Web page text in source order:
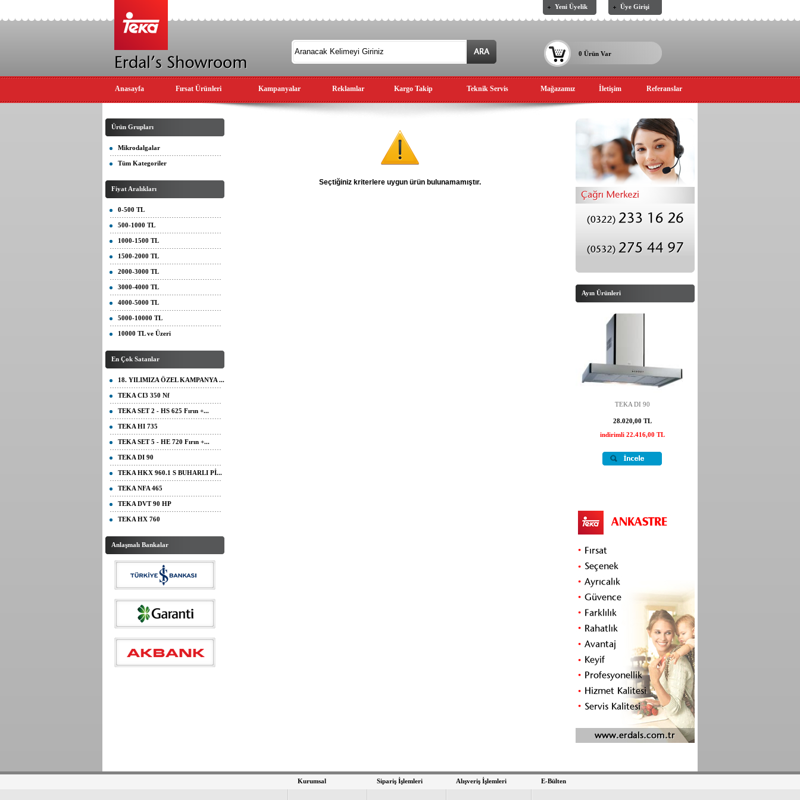
Yeni Üyelik Üye Girişi
0 Ürün Var
Anasayfa Fırsat Ürünleri Kampanyalar Reklamlar Kargo Takip Teknik Servis Mağazamız İletişim Referanslar
Ürün Grupları
Mikrodalgalar
Tüm Kategoriler
Fiyat Aralıkları
0-500 TL
500-1000 TL
1000-1500 TL
1500-2000 TL
2000-3000 TL
3000-4000 TL
4000-5000 TL
5000-10000 TL
10000 TL ve Üzeri
En Çok Satanlar
18. YILIMIZA ÖZEL KAMPANYA ...
TEKA CI3 350 Nf
TEKA SET 2 - HS 625 Fırın +...
TEKA HI 735
TEKA SET 5 - HE 720 Fırın +...
TEKA DI 90
TEKA HKX 960.1 S BUHARLI Pİ...
TEKA NFA 465
TEKA DVT 90 HP
TEKA HX 760
Anlaşmalı Bankalar
Seçtiğiniz kriterlere uygun ürün bulunamamıştır.
Ayın Ürünleri
TEKA DI 90
28.020,00 TL
indirimli 22.416,00 TL
Kurumsal Sipariş İşlemleri Alışveriş İşlemleri E-Bülten